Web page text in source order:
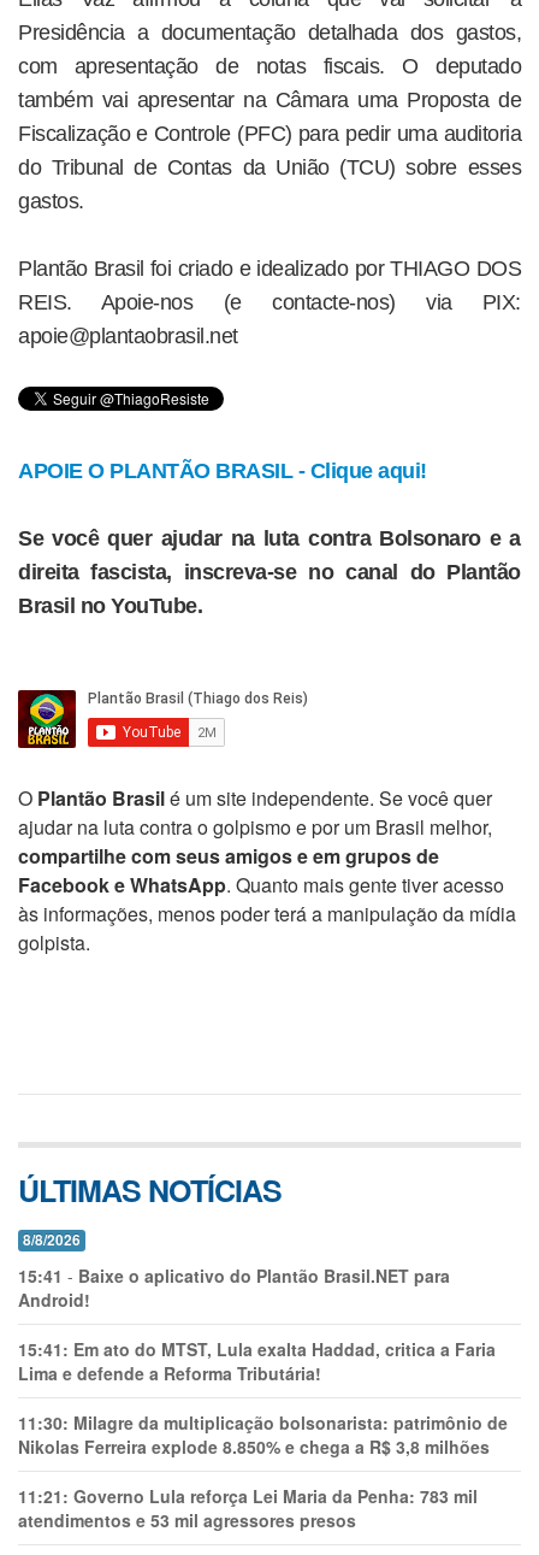
Presidência a documentação detalhada dos gastos,
com apresentação de notas fiscais. O deputado
também vai apresentar na Câmara uma Proposta de
Fiscalização e Controle (PFC) para pedir uma auditoria
do Tribunal de Contas da União (TCU) sobre esses
gastos.
Plantão Brasil foi criado e idealizado por THIAGO DOS
REIS. Apoie-nos (e contacte-nos) via PIX:
apoie@plantaobrasil.net
APOIE O PLANTÃO BRASIL - Clique aqui!
Se você quer ajudar na luta contra Bolsonaro e a
direita fascista, inscreva-se no canal do Plantão
Brasil no YouTube.
O Plantão Brasilé um site independente. Se você quer
ajudar na luta contra o golpismo e por um Brasil melhor,
compartilhe com seus amigos e em grupos de
Facebook e WhatsApp. Quanto mais gente tiver acesso
às informações, menos poder terá a manipulação da mídia
golpista.
ÚLTIMAS NOTÍCIAS
8/8/2026
15:41 - Baixe o aplicativo do Plantão Brasil.NET para
Android!
15:41: Em ato do MTST, Lula exalta Haddad, critica a Faria
Lima e defende a Reforma Tributária!
11:30: Milagre da multiplicação bolsonarista: patrimônio de
Nikolas Ferreira explode 8.850% e chega a R$ 3,8 milhões
11:21: Governo Lula reforça Lei Maria da Penha: 783 mil
atendimentos e 53 mil agressores presos